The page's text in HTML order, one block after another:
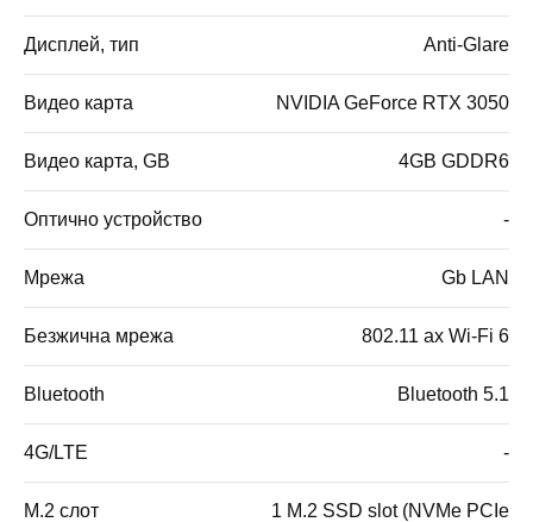
Дисплей, тип Anti-Glare
Видео карта NVIDIA GeForce RTX 3050
Видео карта, GB 4GB GDDR6
Оптично устройство -
Мрежа Gb LAN
Безжична мрежа 802.11 ax Wi-Fi 6
Bluetooth Bluetooth 5.1
4G/LTE -
M.2 слот
1 M.2 SSD slot (NVMe PCIe